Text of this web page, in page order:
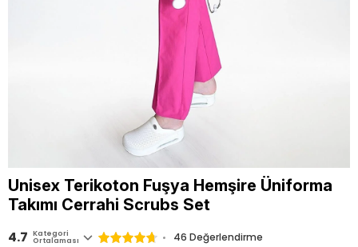
Unisex Terikoton Fuşya Hemşire Üniforma
Takımı Cerrahi Scrubs Set
4.7 Kategori
Ortalaması 46 Değerlendirme